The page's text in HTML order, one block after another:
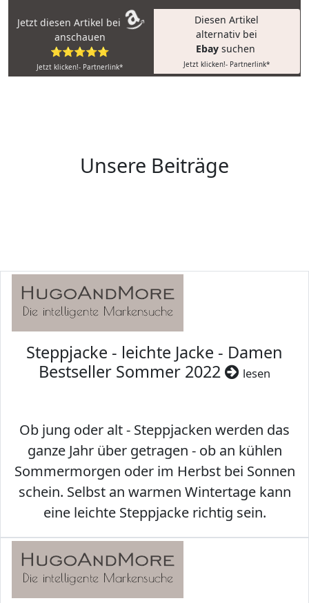
Jetzt diesen Artikel bei
anschauen
⭐⭐⭐⭐⭐
Jetzt klicken!- Partnerlink*
Diesen Artikel
alternativ bei
Ebay suchen
Jetzt klicken!- Partnerlink*
Unsere Beiträge
Steppjacke - leichte Jacke - Damen
Bestseller Sommer 2022
lesen
Ob jung oder alt - Steppjacken werden das
ganze Jahr über getragen - ob an kühlen
Sommermorgen oder im Herbst bei Sonnen
schein. Selbst an warmen Wintertage kann
eine leichte Steppjacke richtig sein.